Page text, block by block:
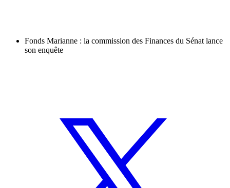
Fonds Marianne : la commission des Finances du Sénat lance
son enquête